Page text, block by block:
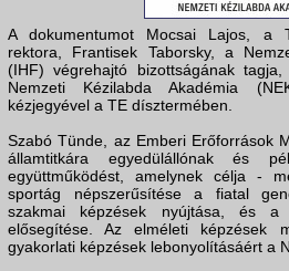
A dokumentumot Mocsai Lajos, a
rektora, Frantisek Taborsky, a
(IHF) végrehajtó bizottságának
Nemzeti Kézilabda Akadémia
kézjegyével a TE dísztermében.
Szabó Tünde, az Emberi Erőforrások
államtitkára egyedülállónak és
együttműködést, amelynek célja -
sportág népszerűsítése a fiatal
szakmai képzések nyújtása, és a
elősegítése. Az elméleti képzések
gyakorlati képzések lebonyolításáért a